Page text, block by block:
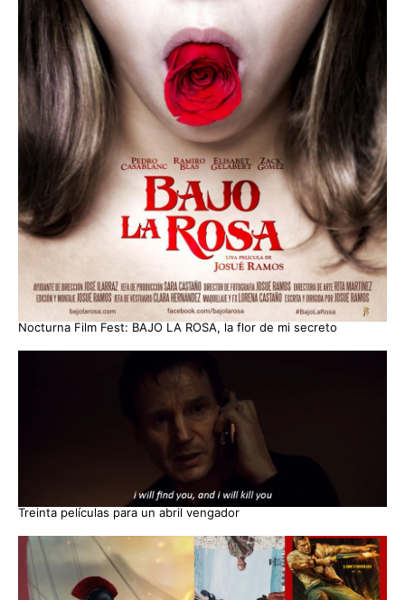
Nocturna Film Fest: BAJO LA ROSA, la flor de mi secreto
Treinta películas para un abril vengador